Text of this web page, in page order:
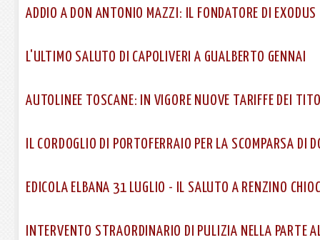
ADDIO A DON ANTONIO MAZZI: IL FONDATORE DI EXODUS
L'ULTIMO SALUTO DI CAPOLIVERI A GUALBERTO GENNAI
AUTOLINEE TOSCANE: IN VIGORE NUOVE TARIFFE DEI
IL CORDOGLIO DI PORTOFERRAIO PER LA SCOMPARSA DI
EDICOLA ELBANA 31 LUGLIO - IL SALUTO A RENZINO
INTERVENTO STRAORDINARIO DI PULIZIA NELLA PARTE